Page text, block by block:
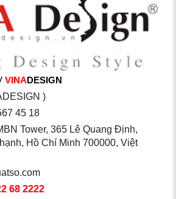
VINADESIGN
)
45 18
Tower, 365 Lê Quang Định,
Hồ Chí Minh 700000, Việt
68 2222